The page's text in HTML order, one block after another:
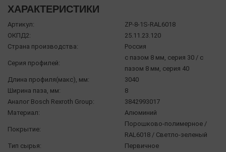
ХАРАКТЕРИСТИКИ
Артикул:
ZP-8-1S-RAL6018
ОКПД2:
25.11.23.120
Страна производства:
Россия
Серия профилей:
с пазом 8 мм, серия 30 / с
пазом 8 мм, серия 40
Длина профиля(макс), мм:
3040
Ширина паза, мм:
8
Аналог Bosch Rexroth Group:
3842993017
Материал:
Алюминий
Покрытие:
Порошково-полимерное /
RAL6018 / Светло-зеленый
Тип сырья:
Первичное